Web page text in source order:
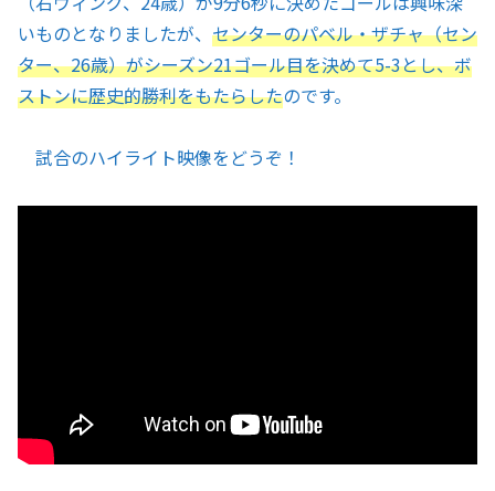
いものとなりましたが、 センターのパベル・ザチャ（セン
ター、26歳）がシーズン21ゴール目を決めて5-3とし、ボ
ストンに歴史的勝利をもたらしたのです。
試合のハイライト映像をどうぞ！